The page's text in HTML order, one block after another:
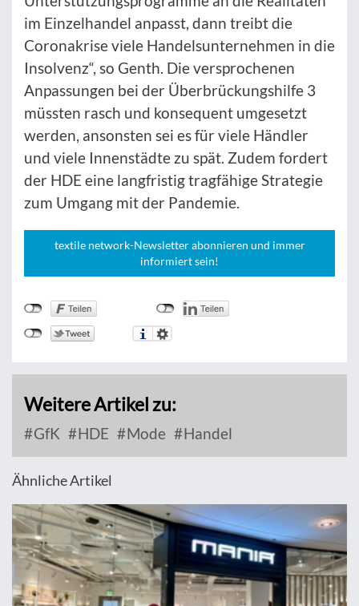
im Einzelhandel anpasst, dann treibt die
Coronakrise viele Handelsunternehmen in die
Insolvenz“, so Genth. Die versprochenen
Anpassungen bei der Überbrückungshilfe 3
müssten rasch und konsequent umgesetzt
werden, ansonsten sei es für viele Händler
und viele Innenstädte zu spät. Zudem fordert
der HDE eine langfristig tragfähige Strategie
zum Umgang mit der Pandemie.
textile network-Newsletter abonnieren und immer
informiert sein!
Weitere Artikel zu:
GfK HDE Mode Handel
Ähnliche Artikel